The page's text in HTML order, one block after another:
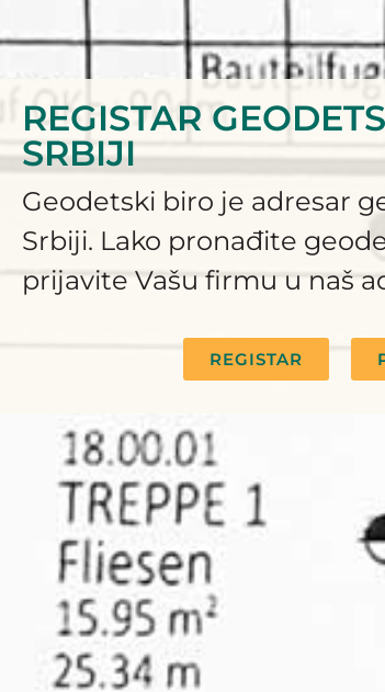
REGISTAR
SRBIJI
Geodetski biro je adresar
Srbiji. Lako pronađite
prijavite Vašu firmu u naš
REGISTAR